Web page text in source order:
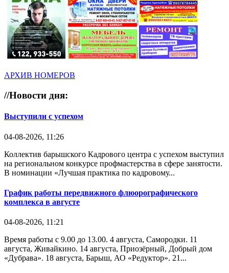
АРХИВ НОМЕРОВ
//Новости дня:
Выступили с успехом
04-08-2026, 11:26
Коллектив барышского Кадрового центра с успехом выступил
на региональном конкурсе профмастерства в сфере занятости.
В номинации «Лучшая практика по кадровому...
График работы передвижного флюорографического
комплекса в августе
04-08-2026, 11:21
Время работы с 9.00 до 13.00. 4 августа, Самородки. 11
августа, Живайкино. 14 августа, Приозёрный, Добрый дом
«Дубрава». 18 августа, Барыш, АО «Редуктор». 21...